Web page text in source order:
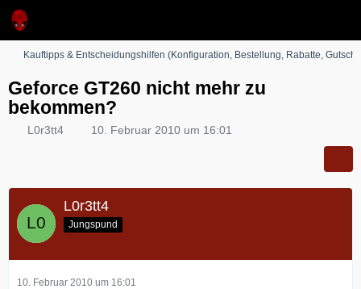
Kauftipps & Entscheidungshilfen (Konfiguration, Bestellung, Rabatte,
Geforce GT260 nicht mehr zu
bekommen?
L0r3tt4 10. Februar 2010 um 16:01
L0r3tt4
Jungspund
10. Februar 2010 um 16:01